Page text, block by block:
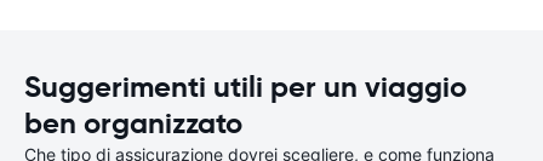
Suggerimenti utili per un viaggio
ben organizzato
Che tipo di assicurazione dovrei scegliere, e come funziona